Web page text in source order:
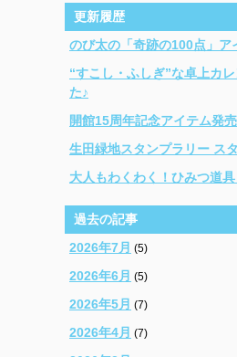
更新履歴
のび太の「奇跡の100点」ア
“すこし・ふしぎ”な卓上カ
た♪
開館15周年記念アイテム発売
生田緑地スタンプラリー ス
大人もわくわく！ひみつ道
過去の記事
2026年7月 (5)
2026年6月 (5)
2026年5月 (7)
2026年4月 (7)